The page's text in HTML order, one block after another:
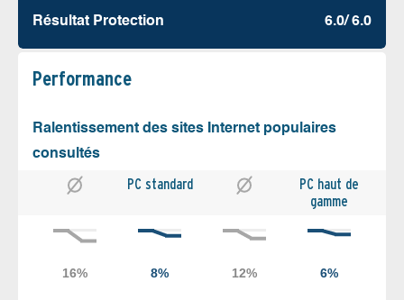
Résultat Protection 6.0/ 6.0
Performance
Ralentissement des sites Internet populaires
consultés
PC standard
PC haut de
gamme